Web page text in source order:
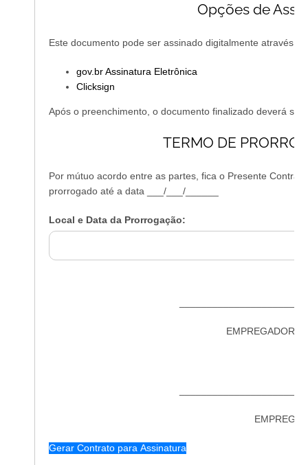
Opções de
Este documento pode ser assinado digitalmente através
gov.br Assinatura Eletrônica
Clicksign
Após o preenchimento, o documento finalizado deverá
TERMO DE
Por mútuo acordo entre as partes, fica o Presente
prorrogado até a data ___/___/______
Local e Data da Prorrogação:
EMPREGADORA
Gerar Contrato para Assinatura